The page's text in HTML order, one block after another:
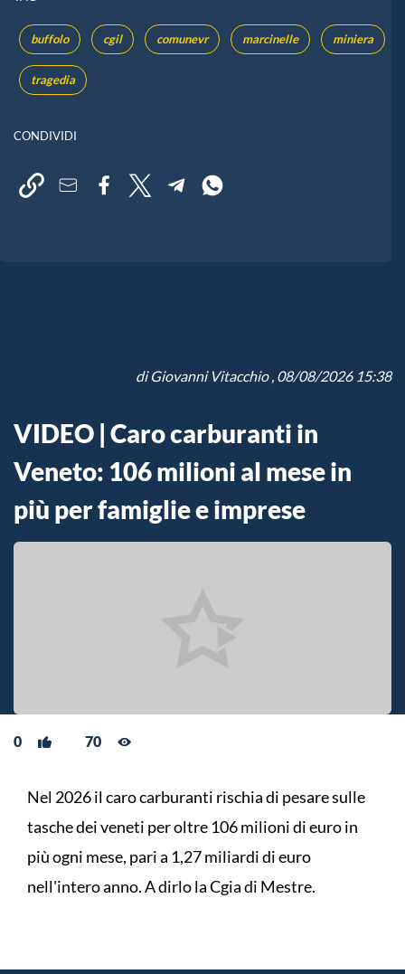
buffolo cgil comunevr marcinelle miniera
tragedia
CONDIVIDI
diGiovanni Vitacchio, 08/08/2026 15:38
VIDEO | Caro carburanti in
Veneto: 106 milioni al mese in
più per famiglie e imprese
0 70
Nel 2026 il caro carburanti rischia di pesare sulle
tasche dei veneti per oltre 106 milioni di euro in
più ogni mese, pari a 1,27 miliardi di euro
nell'intero anno. A dirlo la Cgia di Mestre.